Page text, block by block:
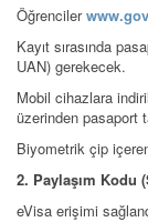
Öğrenciler
Kayıt sırasında
UAN) gerekecek.
Mobil cihazlara
üzerinden pasaport
Biyometrik çip
2. Paylaşım Kodu
eVisa erişimi